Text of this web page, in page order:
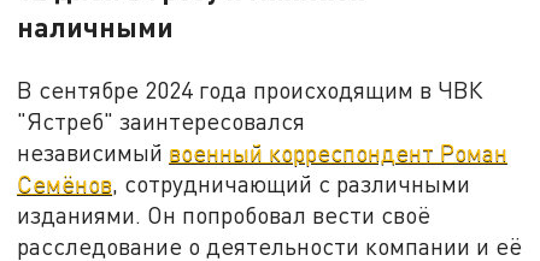
наличными
В сентябре 2024 года происходящим в ЧВК
"Ястреб" заинтересовался
независимый военный корреспондент Роман
Семёнов , сотрудничающий с различными
изданиями. Он попробовал вести своё
расследование о деятельности компании и её